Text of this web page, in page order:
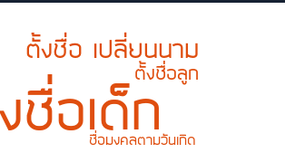
ตั้งชื่อ เปลี่ยนนาม
ตั้งชื่อลูก
ชื่อเด็ก
ชื่อมงคลตามวันเกิด